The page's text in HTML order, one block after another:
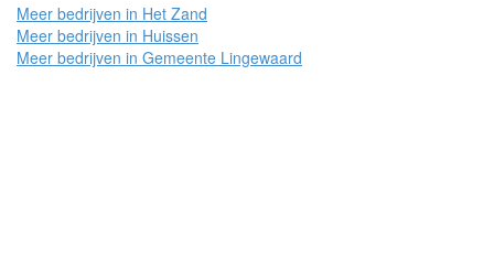
Meer bedrijven in Het Zand
Meer bedrijven in Huissen
Meer bedrijven in Gemeente Lingewaard